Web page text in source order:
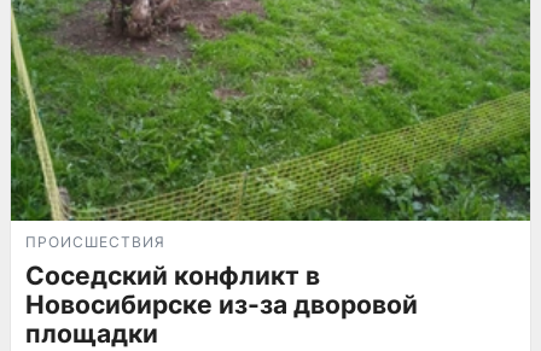
ПРОИСШЕСТВИЯ
Соседский конфликт в
Новосибирске из-за дворовой
площадки